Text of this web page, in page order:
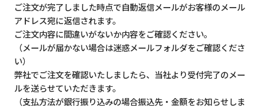
ご注文が完了しました時点で自動返信メールがお客様のメール
アドレス宛に返信されます。
ご注文内容に間違いがないか内容をご確認ください。
（メールが届かない場合は迷惑メールフォルダをご確認くださ
い）
弊社でご注文を確認いたしましたら、当社より受付完了のメー
ルを送らせていただきます。
（支払方法が銀行振り込みの場合振込先・金額をお知らせしま